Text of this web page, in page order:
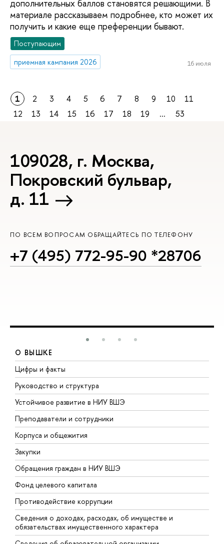
дополнительных баллов становятся решающими. В
материале рассказываем подробнее, кто может их
получить и какие еще преференции бывают.
Поступающим
приемная кампания 2026
16 июля
1 2 3 4 5 6 7 8 9 10
11
12
13 14 15 16 17 18 19 ... 53
109028, г. Москва,
Покровский бульвар,
д. 11
ПО ВСЕМ ВОПРОСАМ ОБРАЩАЙТЕСЬ ПО ТЕЛЕФОНУ
+7 (495) 772-95-90 *28706
О ВЫШКЕ
Цифры и факты
Руководство и структура
Устойчивое развитие в НИУ ВШЭ
Преподаватели и сотрудники
Корпуса и общежития
Закупки
Обращения граждан в НИУ ВШЭ
Фонд целевого капитала
Противодействие коррупции
Сведения о доходах, расходах, об имуществе и
обязательствах имущественного характера